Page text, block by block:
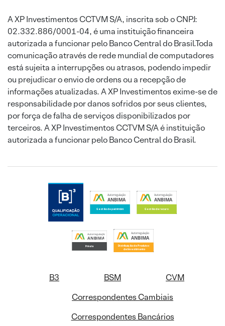
A XP Investimentos CCTVM S/A, inscrita sob o CNPJ:
02.332.886/0001-04, é uma instituição financeira
autorizada a funcionar pelo Banco Central do Brasil.Toda
comunicação através de rede mundial de computadores
está sujeita a interrupções ou atrasos, podendo impedir
ou prejudicar o envio de ordens ou a recepção de
informações atualizadas. A XP Investimentos exime-se de
responsabilidade por danos sofridos por seus clientes,
por força de falha de serviços disponibilizados por
terceiros. A XP Investimentos CCTVM S/A é instituição
autorizada a funcionar pelo Banco Central do Brasil.
B3 BSM
CVM
Correspondentes Cambiais
Correspondentes Bancários